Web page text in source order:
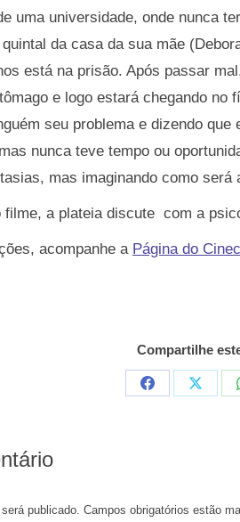
uma universidade, onde nunca
da casa da sua mãe
está na prisão. Após passar
e logo estará chegando
seu problema e dizendo
nunca teve tempo ou
mas imaginando como será
filme, a plateia discute com a
acompanhe a Página do
Compartilhe
Compartilhar
publicado. Campos obrigatórios estão